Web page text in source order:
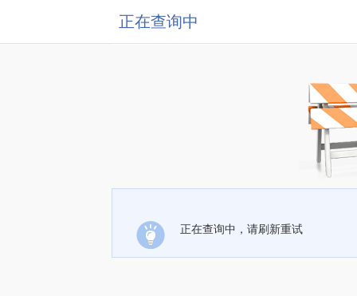
正在查询中
正在查询中，请刷新重试